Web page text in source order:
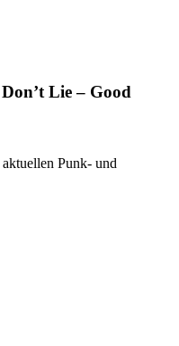
Lie – Good
Punk- und